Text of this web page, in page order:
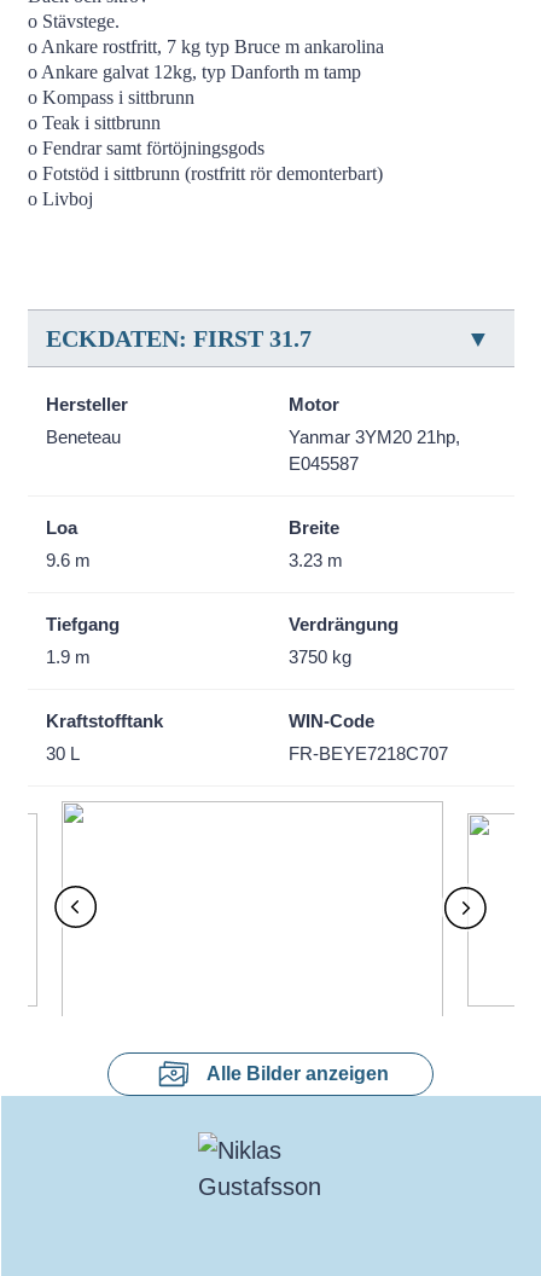
o Stävstege.
o Ankare rostfritt, 7 kg typ Bruce m ankarolina
o Ankare galvat 12kg, typ Danforth m tamp
o Kompass i sittbrunn
o Teak i sittbrunn
o Fendrar samt förtöjningsgods
o Fotstöd i sittbrunn (rostfritt rör demonterbart)
o Livboj
ECKDATEN: FIRST 31.7
Hersteller
Beneteau
Motor
Yanmar 3YM20 21hp,
E045587
Loa
9.6 m
Breite
3.23 m
Tiefgang
1.9 m
Verdrängung
3750 kg
Kraftstofftank
30 L
WIN-Code
FR-BEYE7218C707
Alle Bilder anzeigen